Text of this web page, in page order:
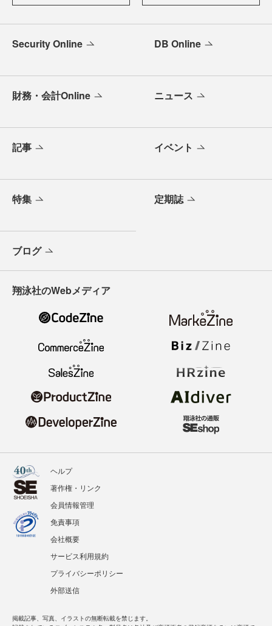
Security Online DB Online
財務・会計Online ニュース
記事 イベント
特集 定期誌
ブログ
翔泳社のWebメディア
ヘルプ
著作権・リンク
会員情報管理
免責事項
会社概要
サービス利用規約
プライバシーポリシー
外部送信
掲載記事、写真、イラストの無断転載を禁じます。